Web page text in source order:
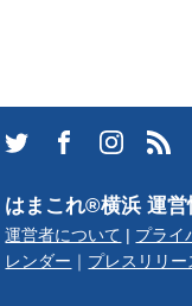
はまこれ®横浜 運営
運営者について プライ
レンダー
プレスリリ